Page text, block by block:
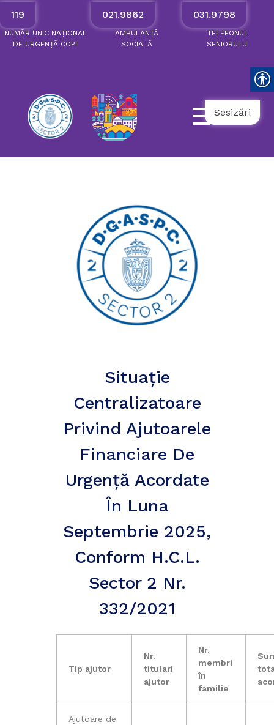
119
NUMĂR UNIC NAȚIONAL
DE URGENȚĂCOPII
021.9862
AMBULANȚĂ
SOCIALĂ
031.9798
TELEFONUL
SENIORULUI
Sesizări
Situație
Centralizatoare
Privind Ajutoarele
Financiare De
Urgență Acordate
În Luna
Septembrie 2025,
Conform H.C.L.
Sector 2 Nr.
332/2021
Tip ajutor
Nr.
titulari
ajutor
Nr.
membri
în
familie
Ajutoare de